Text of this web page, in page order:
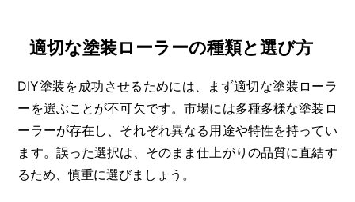
適切な塗装ローラーの種類と選び方
DIY塗装を成功させるためには、まず適切な塗装ローラ
ーを選ぶことが不可欠です。市場には多種多様な塗装ロ
ーラーが存在し、それぞれ異なる用途や特性を持ってい
ます。誤った選択は、そのまま仕上がりの品質に直結す
るため、慎重に選びましょう。